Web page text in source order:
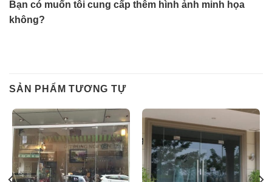
Bạn có muốn tôi cung cấp thêm hình ảnh minh họa
không?
SẢN PHẨM TƯƠNG TỰ